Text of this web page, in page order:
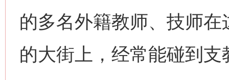
的多名外籍教师、技师
的大街上，经常能碰到支